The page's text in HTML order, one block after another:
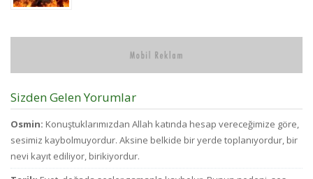
Sizden Gelen Yorumlar
Osmin: Konuştuklarımızdan Allah katında hesap vereceğimize göre,
sesimiz kaybolmuyordur. Aksine belkide bir yerde toplanıyordur, bir
nevi kayıt ediliyor, birikiyordur.